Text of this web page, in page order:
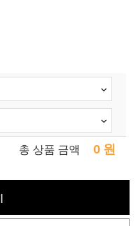
총 상품 금액 0 원